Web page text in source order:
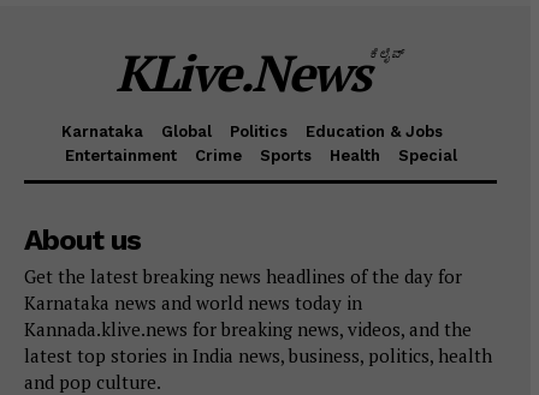
KLive.Newsಕೆಲೈವ್
Karnataka Global Politics
Education & Jobs
Entertainment
Crime Sports Health Special
About us
Get the latest breaking news headlines of the day for
Karnataka news and world news today in
Kannada.klive.news for breaking news, videos, and the
latest top stories in India news, business, politics, health
and pop culture.